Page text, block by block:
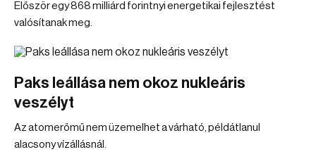
Először egy 868 milliárd forintnyi energetikai fejlesztést
valósítanak meg.
Paks leállása nem okoz nukleáris
veszélyt
Az atomerőmű nem üzemelhet a várható, példátlanul
alacsony vízállásnál.